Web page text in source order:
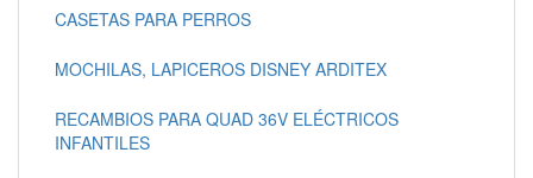
CASETAS PARA PERROS
MOCHILAS, LAPICEROS DISNEY ARDITEX
RECAMBIOS PARA QUAD 36V ELÉCTRICOS
INFANTILES